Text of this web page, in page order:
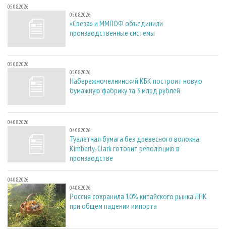
05.08.2026
05.08.2026
«Свеза» и ММПОФ объединили
производственные системы
05.08.2026
05.08.2026
Набережночелнинский КБК построит новую
бумажную фабрику за 3 млрд рублей
04.08.2026
04.08.2026
Туалетная бумага без древесного волокна:
Kimberly-Clark готовит революцию в
производстве
04.08.2026
04.08.2026
Россия сохранила 10% китайского рынка ЛПК
при общем падении импорта